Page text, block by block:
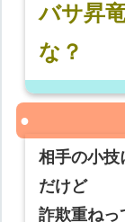
バサ昇
な？
相手の小技
だけど
詐欺重ねっ